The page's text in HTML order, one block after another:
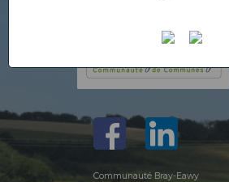
Communauté Bray-Eawy